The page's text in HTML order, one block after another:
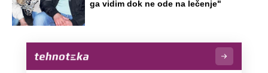
ga vidim dok ne ode na lečenje"